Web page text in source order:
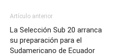
Artículo anterior
La Selección Sub 20 arranca
su preparación para el
Sudamericano de Ecuador